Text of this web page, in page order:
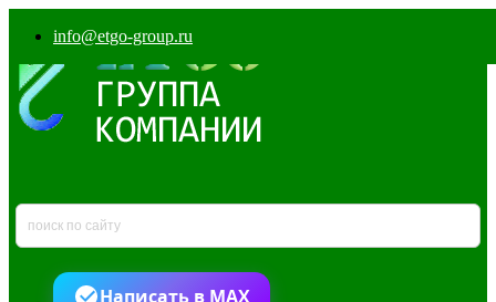
info@etgo-group.ru
Написать в MAX